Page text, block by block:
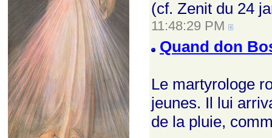
(cf. Zenit du 24
11:48:29 PM
Quand don
Le martyrologe
jeunes. Il lui
de la pluie,